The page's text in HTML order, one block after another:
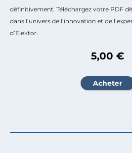
définitivement. Téléchargez votre PDF
dans l’univers de l’innovation et de
d’Elektor.
5,00 €